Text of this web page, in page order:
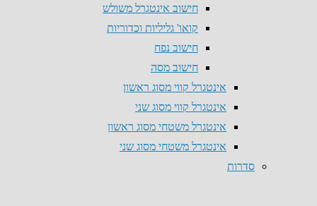
חישוב אינטגרל משולש
קואו' גליליות וכדוריות
חישוב נפח
חישוב מסה
אינטגרל קווי מסוג ראשון
אינטגרל קווי מסוג שני
אינטגרל משטחי מסוג ראשון
אינטגרל משטחי מסוג שני
סדרות